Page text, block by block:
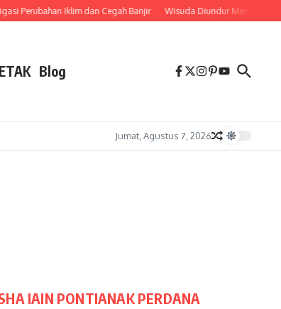
Perubahan Iklim dan Cegah Banjir Wisuda Diundur Mendadak,
Blog
Jumat, Agustus 7, 2026
IAIN PONTIANAK PERDANA